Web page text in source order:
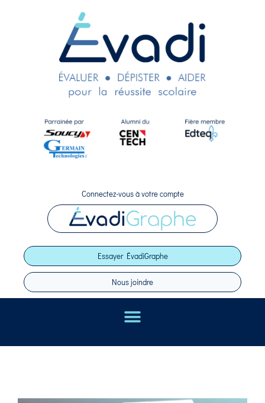
Connectez-vous à votre compte
Essayer ÉvadiGraphe
Nous joindre